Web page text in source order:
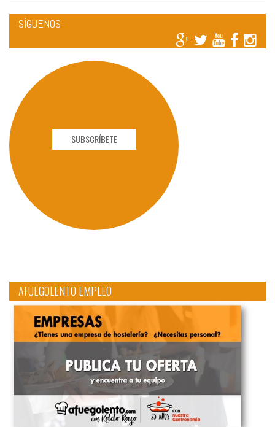
SÍGUENOS
SUBSCRÍBETE
AFUEGOLENTO EMPLEO